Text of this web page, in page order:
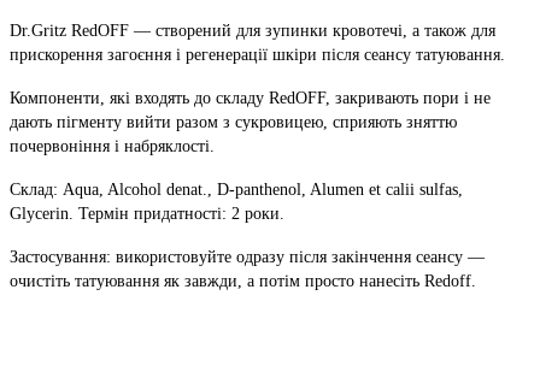
Dr.Gritz RedOFF — створений для зупинки кровотечі, а також для
прискорення загоєння і регенерації шкіри після сеансу татуювання.
Компоненти, які входять до складу RedOFF, закривають пори і не
дають пігменту вийти разом з сукровицею, сприяють зняттю
почервоніння і набряклості.
Склад: Aqua, Alcohol denat., D-panthenol, Alumen et calii sulfas,
Glycerin. Термін придатності: 2 роки.
Застосування: використовуйте одразу після закінчення сеансу —
очистіть татуювання як завжди, а потім просто нанесіть Redoff.